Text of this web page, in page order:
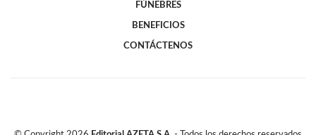
FÚNEBRES
BENEFICIOS
CONTÁCTENOS